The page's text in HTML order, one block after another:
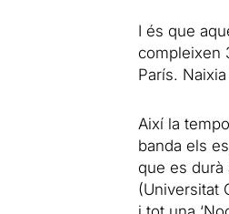
I és que
compleixen
París.
Així la
banda els
que es durà
(Universitat